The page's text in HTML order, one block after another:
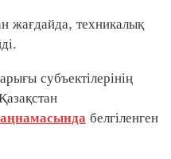
жағдайда, техникалық
субъектілерінің
белгіленген